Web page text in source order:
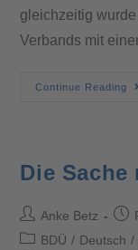
gleichzeitig
Verbands mit
Continue Reading
Die Sache
Anke Betz
BDÜ / Deutsch /